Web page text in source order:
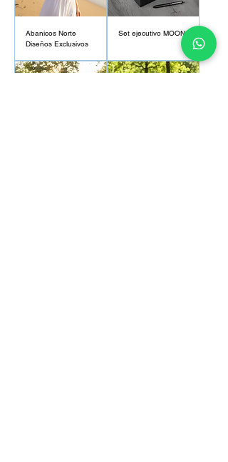
Abanicos Norte
Diseños Exclusivos
Set ejecutivo MOON